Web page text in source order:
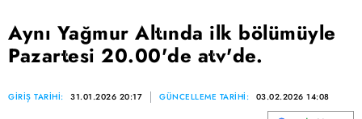
Aynı Yağmur Altında ilk bölümüyle
Pazartesi 20.00'de atv'de.
GİRİŞ TARİHİ: 31.01.2026 20:17 GÜNCELLEME TARİHİ: 03.02.2026 14:08